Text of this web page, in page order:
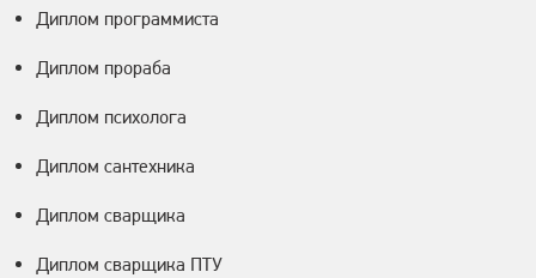
Диплом программиста
Диплом прораба
Диплом психолога
Диплом сантехника
Диплом сварщика
Диплом сварщика ПТУ